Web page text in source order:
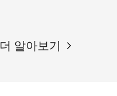
더 알아보기